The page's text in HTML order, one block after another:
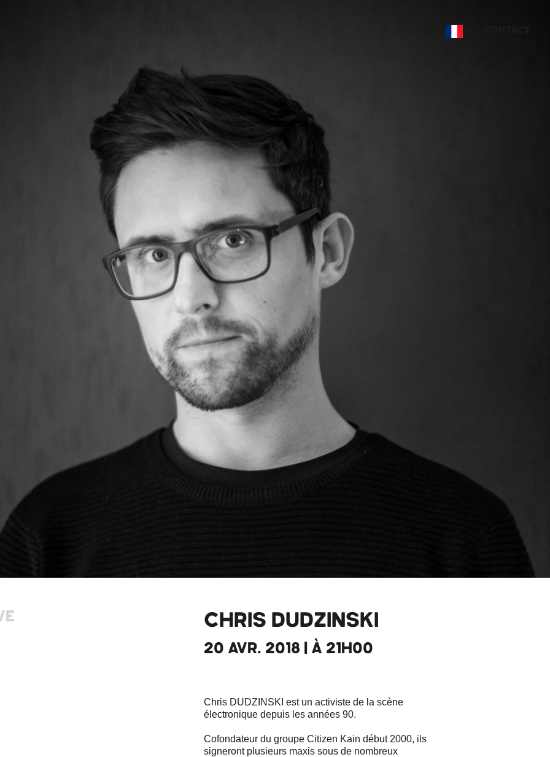
CHRIS DUDZINSKI
20 AVR. 2018 | À 21H00
Chris DUDZINSKI est un activiste de la scène
électronique depuis les années 90.
Cofondateur du groupe Citizen Kain début 2000, ils
signeront plusieurs maxis sous de nombreux